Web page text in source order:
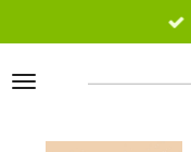
direct
naar